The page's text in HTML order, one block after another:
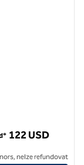
122 USD
nelze refundovat